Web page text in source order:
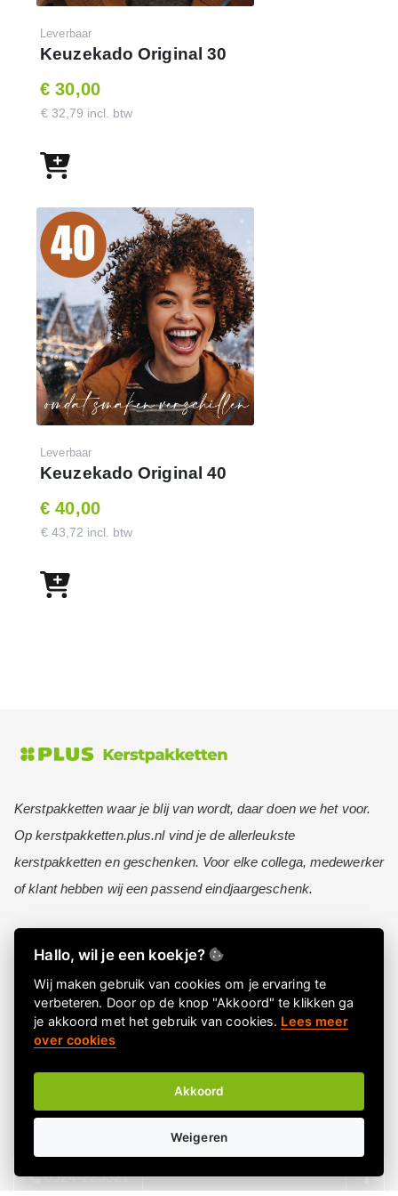
Leverbaar
Keuzekado Original 30
€ 30,00
€ 32,79 incl. btw
Leverbaar
Keuzekado Original 40
€ 40,00
€ 43,72 incl. btw
Kerstpakketten waar je blij van wordt, daar doen we het voor.
Op kerstpakketten.plus.nl vind je de allerleukste
kerstpakketten en geschenken. Voor elke collega, medewerker
of klant hebben wij een passend eindjaargeschenk.
Informatie
Over ons
FAQ
Privacy Policy
Algemene voorwaarden
0524-225321
Hallo, wil je een koekje?
Wij maken gebruik van cookies om je ervaring te
verbeteren. Door op de knop "Akkoord" te klikken ga
je akkoord met het gebruik van cookies. Lees meer
over cookies
Akkoord
Weigeren